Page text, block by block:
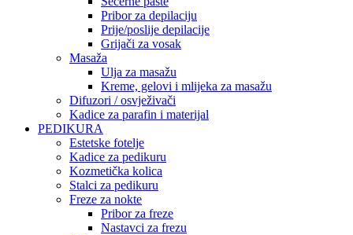
Pribor za depilaciju
Prije/poslije depilacije
Grijači za vosak
Masaža
Ulja za masažu
Kreme, gelovi i mlijeka za masažu
Difuzori / osvježivači
Kadice za parafin i materijal
PEDIKURA
Estetske fotelje
Kadice za pedikuru
Kozmetička kolica
Stalci za pedikuru
Freze za nokte
Pribor za freze
Nastavci za frezu